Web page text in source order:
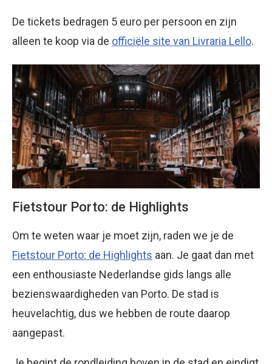
De tickets bedragen 5 euro per persoon en zijn
alleen te koop via de officiële site van Livraria Lello.
Fietstour Porto: de Highlights
Om te weten waar je moet zijn, raden we je de
Fietstour Porto: de Highlights aan. Je gaat dan met
een enthousiaste Nederlandse gids langs alle
bezienswaardigheden van Porto. De stad is
heuvelachtig, dus we hebben de route daarop
aangepast.